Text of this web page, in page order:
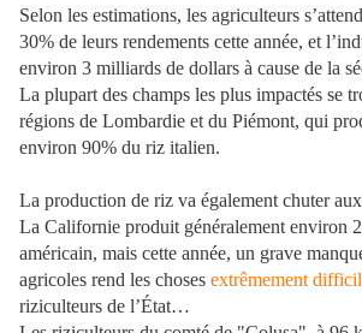
Selon les estimations, les agriculteurs
30% de leurs rendements cette année, et
environ 3 milliards de dollars à cause de la
La plupart des champs les plus impactés se
régions de Lombardie et du Piémont, qui
environ 90% du riz italien.
La production de riz va également chuter
La Californie produit généralement environ
américain, mais cette année, un grave
agricoles rend les choses extrêmement
riziculteurs de l’État…